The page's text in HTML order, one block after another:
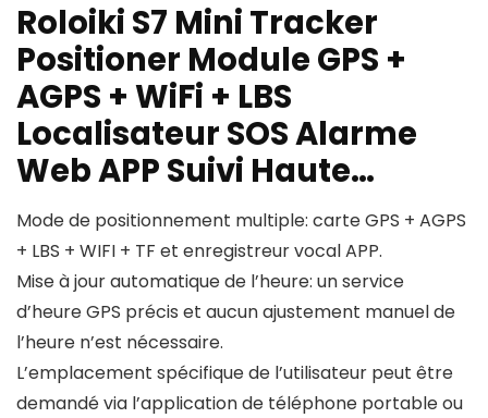
Roloiki S7 Mini Tracker
Positioner Module GPS +
AGPS + WiFi + LBS
Localisateur SOS Alarme
Web APP Suivi Haute…
Mode de positionnement multiple: carte GPS + AGPS
+ LBS + WIFI + TF et enregistreur vocal APP.
Mise à jour automatique de l’heure: un service
d’heure GPS précis et aucun ajustement manuel de
l’heure n’est nécessaire.
L’emplacement spécifique de l’utilisateur peut être
demandé via l’application de téléphone portable ou